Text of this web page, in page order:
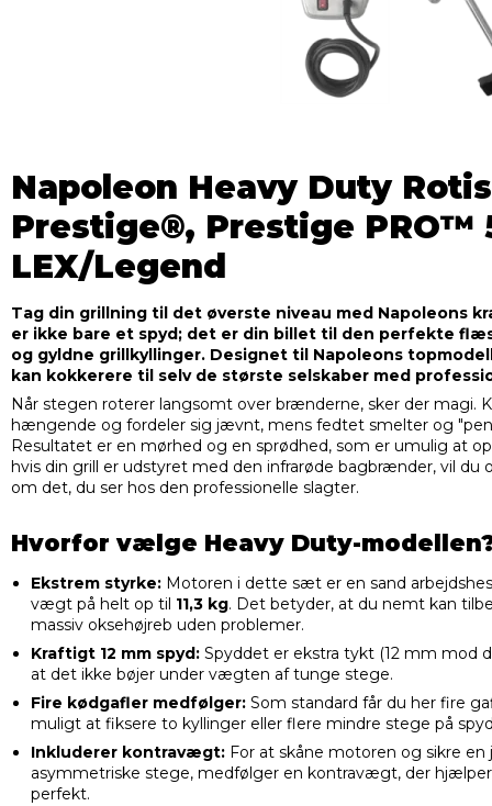
Napoleon Heavy Duty
Prestige®, Prestige PRO™
LEX/Legend
Tag din grillning til det øverste niveau med Napoleons
er ikke bare et spyd; det er din billet til den perfekte
og gyldne grillkyllinger. Designet til Napoleons
kan kokkerere til selv de største selskaber med
Når stegen roterer langsomt over brænderne, sker der magi.
hængende og fordeler sig jævnt, mens fedtet smelter og
Resultatet er en mørhed og en sprødhed, som er umulig at
hvis din grill er udstyret med den infrarøde bagbrænder, vil du
om det, du ser hos den professionelle slagter.
Hvorfor vælge Heavy Duty-
Ekstrem styrke:Motoren i dette sæt er en sand
vægt på helt op til 11,3 kg. Det betyder, at du nemt kan
massiv oksehøjreb uden problemer.
Kraftigt 12 mm spyd:Spyddet er ekstra tykt (12 mm mod
at det ikke bøjer under vægten af tunge stege.
Fire kødgafler medfølger:Som standard får du her fire
muligt at fiksere to kyllinger eller flere mindre stege på
Inkluderer kontravægt:For at skåne motoren og sikre
asymmetriske stege, medfølger en kontravægt, der
perfekt.